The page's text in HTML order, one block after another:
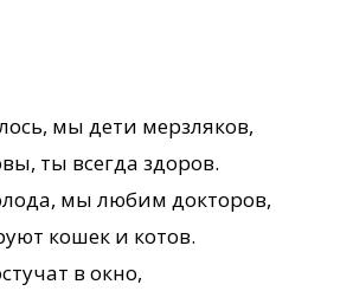
мы дети мерзляков,
ты всегда здоров.
мы любим докторов,
кошек и котов.
в окно,